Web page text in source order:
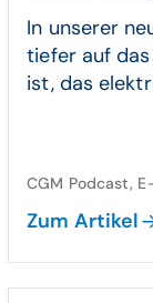
In unserer
tiefer auf das
ist, das
CGM Podcast,
Zum Artikel